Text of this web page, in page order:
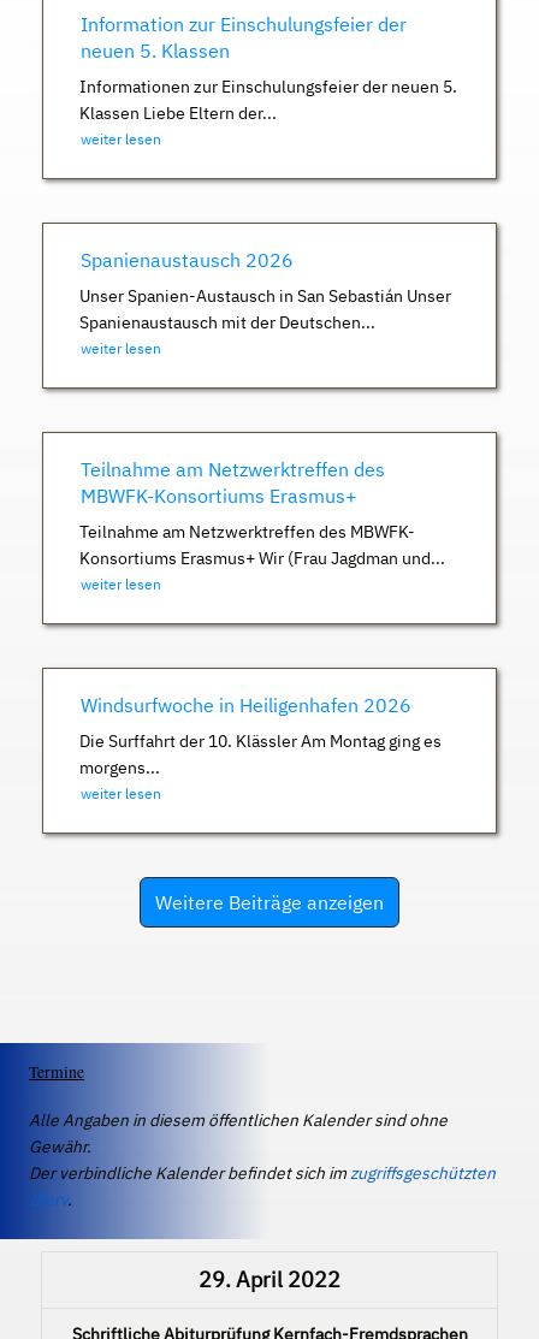
Information zur Einschulungsfeier der
neuen 5. Klassen
Informationen zur Einschulungsfeier der neuen 5.
Klassen Liebe Eltern der...
weiter lesen
Spanienaustausch 2026
Unser Spanien-Austausch in San Sebastián Unser
Spanienaustausch mit der Deutschen...
weiter lesen
Teilnahme am Netzwerktreffen des
MBWFK-Konsortiums Erasmus+
Teilnahme am Netzwerktreffen des MBWFK-
Konsortiums Erasmus+ Wir (Frau Jagdman und...
weiter lesen
Windsurfwoche in Heiligenhafen 2026
Die Surffahrt der 10. Klässler Am Montag ging es
morgens...
weiter lesen
Weitere Beiträge anzeigen
Termine
Alle Angaben in diesem öffentlichen Kalender sind ohne
Gewähr.
Der verbindliche Kalender befindet sich imzugriffsgeschützten
IServ.
29. April 2022
Schriftliche Abiturprüfung Kernfach-Fremdsprachen